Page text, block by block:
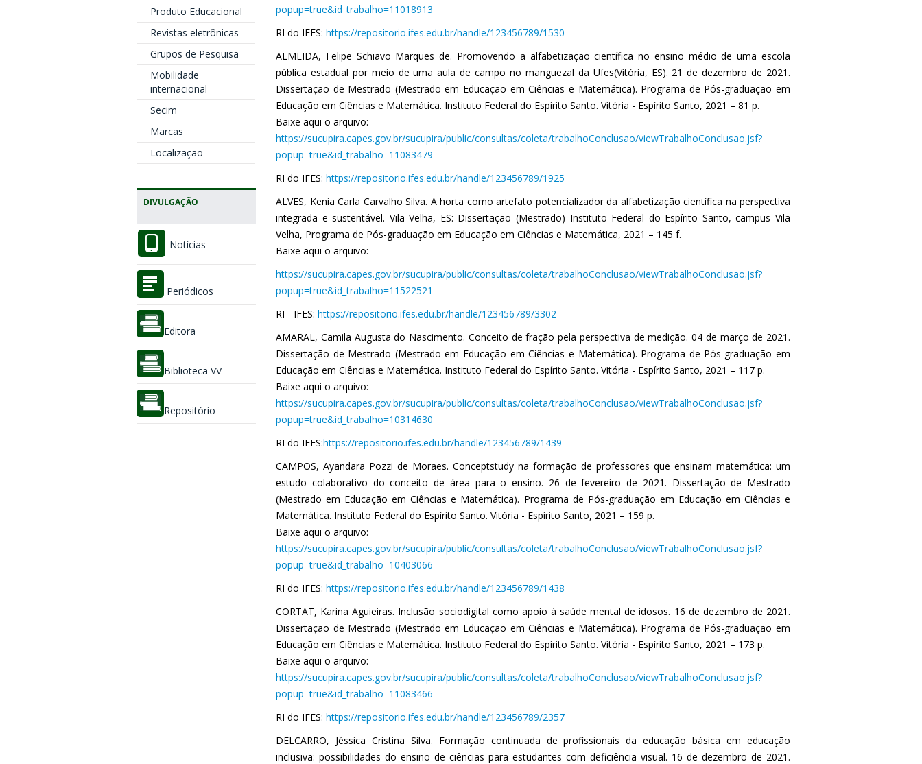
Produto Educacional
Revistas eletrônicas
Grupos de Pesquisa
Mobilidade
internacional
Secim
Marcas
Localização
DIVULGAÇÃO
Notícias
Periódicos
Editora
Biblioteca VV
Repositório
popup=true&id_trabalho=11018913
RI do IFES: https://repositorio.ifes.edu.br/handle/123456789/1530
ALMEIDA, Felipe Schiavo Marques de. Promovendo a alfabetização científica no ensino médio de uma escola
pública estadual por meio de uma aula de campo no manguezal da Ufes(Vitória, ES). 21 de dezembro de 2021.
Dissertação de Mestrado (Mestrado em Educação em Ciências e Matemática). Programa de Pós-graduação em
Educação em Ciências e Matemática. Instituto Federal do Espírito Santo. Vitória - Espírito Santo, 2021 – 81 p.
Baixe aqui o arquivo:
https://sucupira.capes.gov.br/sucupira/public/consultas/coleta/trabalhoConclusao/viewTrabalhoConclusao.jsf?
popup=true&id_trabalho=11083479
RI do IFES: https://repositorio.ifes.edu.br/handle/123456789/1925
ALVES, Kenia Carla Carvalho Silva. A horta como artefato potencializador da alfabetização científica na perspectiva
integrada e sustentável. Vila Velha, ES: Dissertação (Mestrado) Instituto Federal do Espírito Santo, campus Vila
Velha, Programa de Pós-graduação em Educação em Ciências e Matemática, 2021 – 145 f.
Baixe aqui o arquivo:
https://sucupira.capes.gov.br/sucupira/public/consultas/coleta/trabalhoConclusao/viewTrabalhoConclusao.jsf?
popup=true&id_trabalho=11522521
RI - IFES: https://repositorio.ifes.edu.br/handle/123456789/3302
AMARAL, Camila Augusta do Nascimento. Conceito de fração pela perspectiva de medição. 04 de março de 2021.
Dissertação de Mestrado (Mestrado em Educação em Ciências e Matemática). Programa de Pós-graduação em
Educação em Ciências e Matemática. Instituto Federal do Espírito Santo. Vitória - Espírito Santo, 2021 – 117 p.
Baixe aqui o arquivo:
https://sucupira.capes.gov.br/sucupira/public/consultas/coleta/trabalhoConclusao/viewTrabalhoConclusao.jsf?
popup=true&id_trabalho=10314630
RI do IFES:https://repositorio.ifes.edu.br/handle/123456789/1439
CAMPOS, Ayandara Pozzi de Moraes. Conceptstudy na formação de professores que ensinam matemática: um
estudo colaborativo do conceito de área para o ensino. 26 de fevereiro de 2021. Dissertação de Mestrado
(Mestrado em Educação em Ciências e Matemática). Programa de Pós-graduação em Educação em Ciências e
Matemática. Instituto Federal do Espírito Santo. Vitória - Espírito Santo, 2021 – 159 p.
Baixe aqui o arquivo:
https://sucupira.capes.gov.br/sucupira/public/consultas/coleta/trabalhoConclusao/viewTrabalhoConclusao.jsf?
popup=true&id_trabalho=10403066
RI do IFES: https://repositorio.ifes.edu.br/handle/123456789/1438
CORTAT, Karina Aguieiras. Inclusão sociodigital como apoio à saúde mental de idosos. 16 de dezembro de 2021.
Dissertação de Mestrado (Mestrado em Educação em Ciências e Matemática). Programa de Pós-graduação em
Educação em Ciências e Matemática. Instituto Federal do Espírito Santo. Vitória - Espírito Santo, 2021 – 173 p.
Baixe aqui o arquivo:
https://sucupira.capes.gov.br/sucupira/public/consultas/coleta/trabalhoConclusao/viewTrabalhoConclusao.jsf?
popup=true&id_trabalho=11083466
RI do IFES: https://repositorio.ifes.edu.br/handle/123456789/2357
DELCARRO, Jéssica Cristina Silva. Formação continuada de profissionais da educação básica em educação
inclusiva: possibilidades do ensino de ciências para estudantes com deficiência visual. 16 de dezembro de 2021.